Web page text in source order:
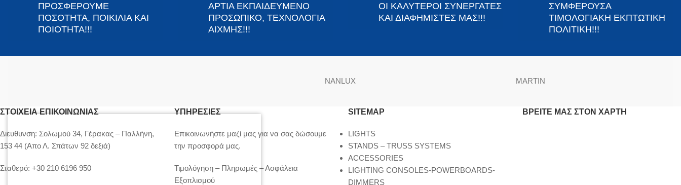
ΠΡΟΣΦΕΡΟΥΜΕ
ΠΟΣΟΤΗΤΑ, ΠΟΙΚΙΛΙΑ ΚΑΙ
ΠΟΙΟΤΗΤΑ!!!
ΑΡΤΙΑ ΕΚΠΑΙΔΕΥΜΕΝΟ
ΠΡΟΣΩΠΙΚΟ, ΤΕΧΝΟΛΟΓΙΑ
ΑΙΧΜΗΣ!!!
ΟΙ ΚΑΛΥΤΕΡΟΙ ΣΥΝΕΡΓΑΤΕΣ
ΚΑΙ ΔΙΑΦΗΜΙΣΤΕΣ ΜΑΣ!!!
ΣΥΜΦΕΡΟΥΣΑ
ΤΙΜΟΛΟΓΙΑΚΗ ΕΚΠΤΩΤΙΚΗ
ΠΟΛΙΤΙΚΗ!!!
NANLUX MARTIN
ΣΤΟΙΧΕΊΑ ΕΠΙΚΟΙΝΩΝΊΑΣ
Διευθυνση: Σολωμού 34, Γέρακας – Παλλήνη,
153 44 (Απο Λ. Σπάτων 92 δεξιά)
Σταθερό: +30 210 6196 950
ΥΠΗΡΕΣΙΕΣ
Επικοινωνήστε μαζί μας για να σας δώσουμε
την προσφορά μας.
Τιμολόγηση – Πληρωμές – Ασφάλεια
Εξοπλισμού
SITEMAP
LIGHTS
STANDS – TRUSS SYSTEMS
ACCESSORIES
LIGHTING CONSOLES-POWERBOARDS-
DIMMERS
ΒΡΕΊΤΕ ΜΑΣ ΣΤΟΝ ΧΆΡΤΗ